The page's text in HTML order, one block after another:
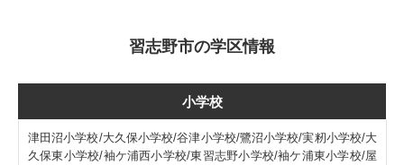
習志野市の学区情報
小学校
津田沼小学校/大久保小学校/谷津小学校/鷺沼小学校/実籾小学校/大
久保東小学校/袖ケ浦西小学校/東習志野小学校/袖ケ浦東小学校/屋